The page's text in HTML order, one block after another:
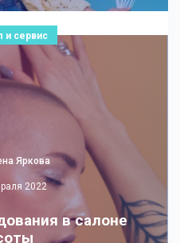
и сервис
Яркова
2022
в салоне